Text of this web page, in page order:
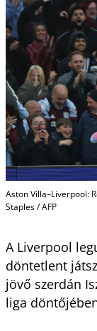
Aston Villa–Liverpool:
Staples / AFP
A Liverpool
döntetlent
jövő szerdán
liga